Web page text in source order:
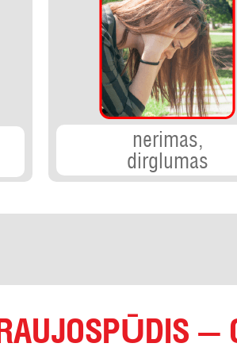
nerimas,
dirglumas
—